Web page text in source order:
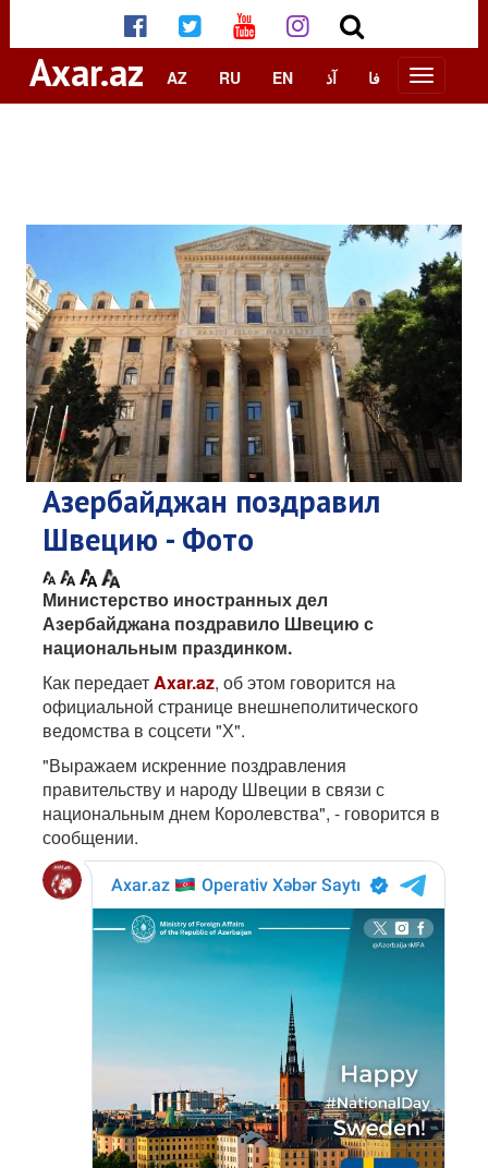
Axar.az AZ RU EN آذ فا
Азербайджан поздравил
Швецию - Фото
Министерство иностранных дел
Азербайджана поздравило Швецию с
национальным праздинком.
Как передаетAxar.az, об этом говорится на
официальной странице внешнеполитического
ведомства в соцсети "Х".
"Выражаем искренние поздравления
правительству и народу Швеции в связи с
национальным днем Королевства", - говорится в
сообщении.